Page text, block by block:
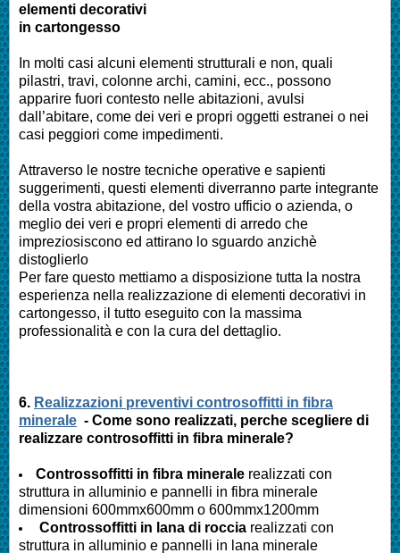
elementi decorativi
in cartongesso
In molti casi alcuni elementi strutturali e non, quali
pilastri, travi, colonne archi, camini, ecc., possono
apparire fuori contesto nelle abitazioni, avulsi
dall’abitare, come dei veri e propri oggetti estranei o nei
casi peggiori come impedimenti.
Attraverso le nostre tecniche operative e sapienti
suggerimenti, questi elementi diverranno parte integrante
della vostra abitazione, del vostro ufficio o azienda, o
meglio dei veri e propri elementi di arredo che
impreziosiscono ed attirano lo sguardo anzichè
distoglierlo
Per fare questo mettiamo a disposizione tutta la nostra
esperienza nella realizzazione di elementi decorativi in
cartongesso, il tutto eseguito con la massima
professionalità e con la cura del dettaglio.
6. Realizzazioni preventivi controsoffitti in fibra
minerale - Come sono realizzati, perche scegliere di
realizzare controsoffitti in fibra minerale?
Controssoffitti in fibra minerale realizzati con
struttura in alluminio e pannelli in fibra minerale
dimensioni 600mmx600mm o 600mmx1200mm
Controssoffitti in lana di roccia realizzati con
struttura in alluminio e pannelli in lana minerale